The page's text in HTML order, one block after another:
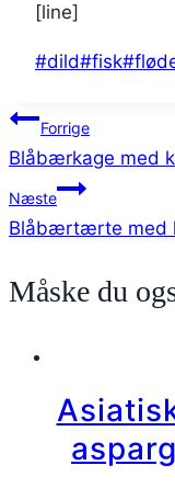
[line]
Indlæg-
#dild#fisk#
Forrige
Blåbærkage med
Næste
Blåbærtærte med
Måske du